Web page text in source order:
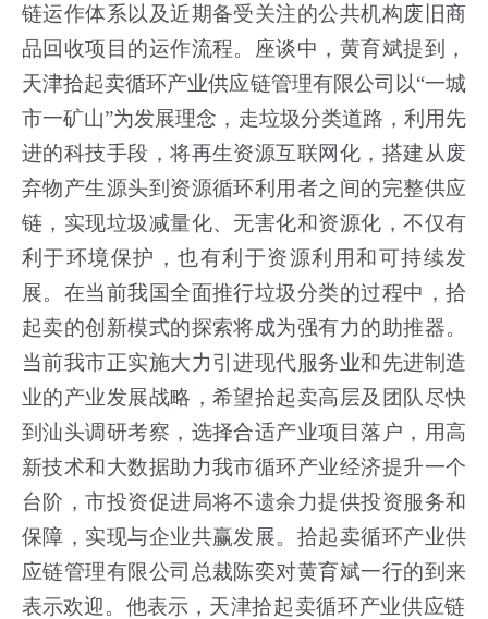
链运作体系以及近期备受关注的公共机构废旧商
品回收项目的运作流程。座谈中，黄育斌提到，
天津拾起卖循环产业供应链管理有限公司以“一城
市一矿山”为发展理念，走垃圾分类道路，利用先
进的科技手段，将再生资源互联网化，搭建从废
弃物产生源头到资源循环利用者之间的完整供应
链，实现垃圾减量化、无害化和资源化，不仅有
利于环境保护，也有利于资源利用和可持续发
展。在当前我国全面推行垃圾分类的过程中，拾
起卖的创新模式的探索将成为强有力的助推器。
当前我市正实施大力引进现代服务业和先进制造
业的产业发展战略，希望拾起卖高层及团队尽快
到汕头调研考察，选择合适产业项目落户，用高
新技术和大数据助力我市循环产业经济提升一个
台阶，市投资促进局将不遗余力提供投资服务和
保障，实现与企业共赢发展。拾起卖循环产业供
应链管理有限公司总裁陈奕对黄育斌一行的到来
表示欢迎。他表示， 天津拾起卖循环产业供应链